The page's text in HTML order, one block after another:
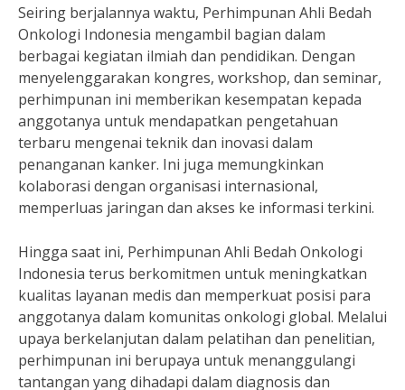
Seiring berjalannya waktu, Perhimpunan Ahli Bedah
Onkologi Indonesia mengambil bagian dalam
berbagai kegiatan ilmiah dan pendidikan. Dengan
menyelenggarakan kongres, workshop, dan seminar,
perhimpunan ini memberikan kesempatan kepada
anggotanya untuk mendapatkan pengetahuan
terbaru mengenai teknik dan inovasi dalam
penanganan kanker. Ini juga memungkinkan
kolaborasi dengan organisasi internasional,
memperluas jaringan dan akses ke informasi terkini.
Hingga saat ini, Perhimpunan Ahli Bedah Onkologi
Indonesia terus berkomitmen untuk meningkatkan
kualitas layanan medis dan memperkuat posisi para
anggotanya dalam komunitas onkologi global. Melalui
upaya berkelanjutan dalam pelatihan dan penelitian,
perhimpunan ini berupaya untuk menanggulangi
tantangan yang dihadapi dalam diagnosis dan